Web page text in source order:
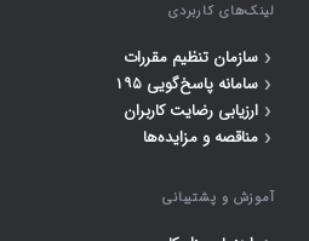
لینک‌های کاربردی
‹ سازمان تنظیم مقررات
‹ سامانه پاسخ‌گویی ۱۹۵
‹ ارزیابی رضایت کاربران
‹ مناقصه و مزایده‌ها
آموزش و پشتیبانی